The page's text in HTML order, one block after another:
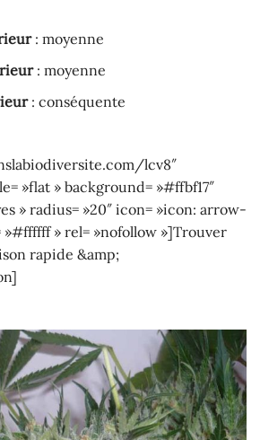
: moyenne
: moyenne
: conséquente
lcv8″
»flat » background= »#ffbf17″
» radius= »20″ icon= »icon: arrow-
» rel= »nofollow »]Trouver
rapide &amp;